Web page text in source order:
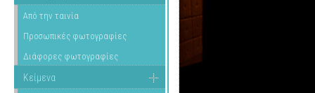
Από την ταινία
Προσωπικές φωτογραφίες
Διάφορες φωτογραφίες
Κείμενα